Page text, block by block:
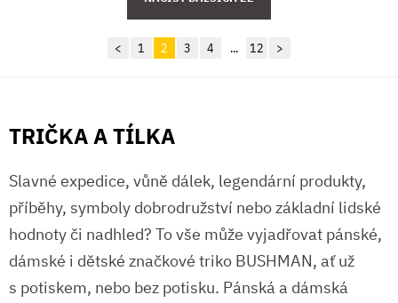
< 1 2 3 4 ... 12 >
TRIČKA A TÍLKA
Slavné expedice, vůně dálek, legendární produkty,
příběhy, symboly dobrodružství nebo základní lidské
hodnoty či nadhled? To vše může vyjadřovat pánské,
dámské i dětské značkové triko BUSHMAN, ať už
s potiskem, nebo bez potisku. Pánská a dámská